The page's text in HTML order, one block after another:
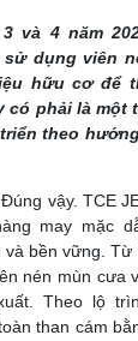
và 4 năm
dụng viên
hữu cơ để
có phải là một
theo
vậy. TCE
may mặc
và bền vững.
nén mùn cưa
Theo lộ
than cám